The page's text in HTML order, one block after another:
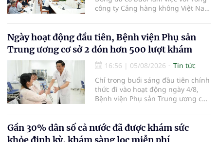
công ty Cảng hàng không Việt Nam
tác giữa tỉnh Lâm Đồng và ACV
trong việc phục hồi hoạt động
hàng không, thúc đẩy mở mới các
đường bay nội địa và quốc tế.
Ngày hoạt động đầu tiên, Bệnh viện Phụ sản
Trung ương cơ sở 2 đón hơn 500 lượt khám
16:56 | 05/08/2026
Tin tức
Chỉ trong buổi sáng đầu tiên chính
thức đi vào hoạt động ngày 4/8,
Bệnh viện Phụ sản Trung ương cơ
em bé đầu tiên chào đời.
Gần 30% dân số cả nước đã được khám sức
khỏe định kỳ, khám sàng lọc miễn phí